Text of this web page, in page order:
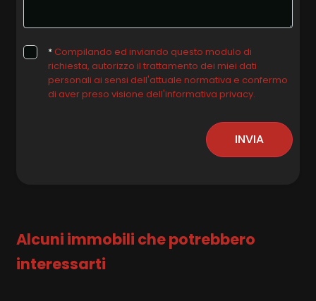
* Compilando ed inviando questo modulo di
richiesta, autorizzo il trattamento dei miei dati
personali ai sensi dell'attuale normativa e confermo
di aver preso visione dell'informativa privacy.
INVIA
Alcuni immobili che potrebbero
interessarti